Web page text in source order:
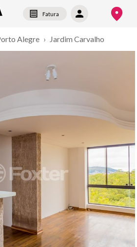
Fatura
Alegre › Jardim Carvalho